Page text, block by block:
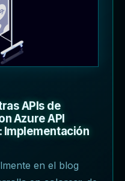
APIs de
Azure API
Implementación
en el blog